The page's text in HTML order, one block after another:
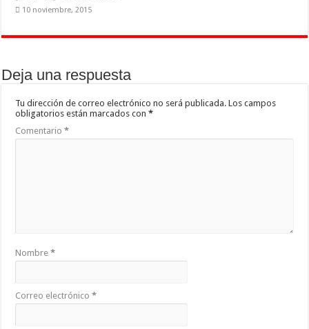
10 noviembre, 2015
Deja una respuesta
Tu dirección de correo electrónico no será publicada. Los campos
obligatorios están marcados con*
Comentario*
Nombre*
Correo electrónico*